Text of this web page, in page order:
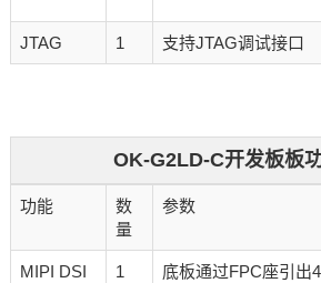
JTAG 1 支持JTAG调试接口
OK-G2LD-C开发板板
功能
数
量
参数
MIPI DSI 1
底板通过FPC座引出